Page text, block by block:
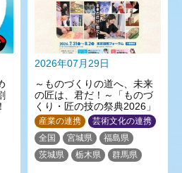
2026年07月29日
～ものづくりの道へ、未来
の匠は、君だ！～「ものづ
くり・匠の技の祭典2026」
産業の連携
芸術文化の連携
全国
宮城県
福島県
茨城県
栃木県
群馬県